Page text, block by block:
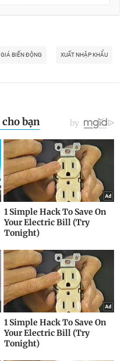
GIÁ BIẾN ĐỘNG XUẤT NHẬP KHẨU